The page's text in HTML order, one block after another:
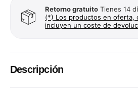
Retorno gratuito Tienes 14
(*) Los productos en oferta,
incluyen un coste de
Descripción